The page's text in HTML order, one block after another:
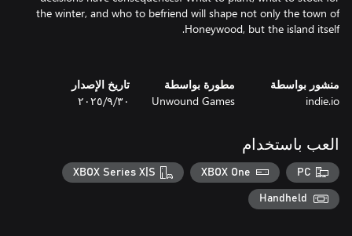
the winter, and who to befriend will shape not only the town of
منشور بواسطة
indie.io
مطورة بواسطة
Unwound Games
تاريخ الإصدار
٣٠‏/٩‏/٢٠٢٥
العب باستخدام
PC
XBOX One
XBOX Series X|S
Handheld